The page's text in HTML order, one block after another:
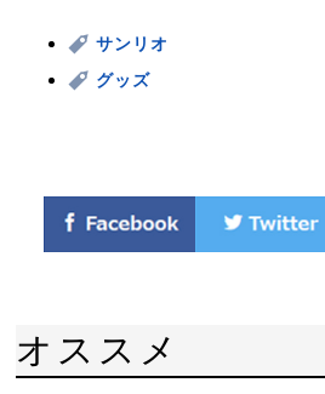
サンリオ
グッズ
オススメ